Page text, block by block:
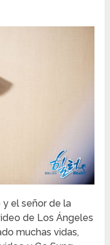
y el señor de la
de Los Ángeles
muchas vidas,